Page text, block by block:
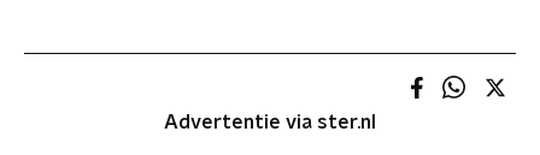
Advertentie via ster.nl